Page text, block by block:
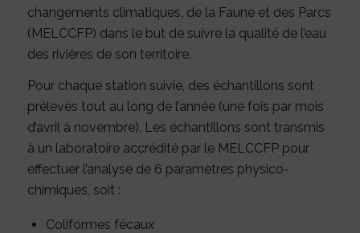
changements climatiques, de la Faune et des Parcs
(MELCCFP) dans le but de suivre la qualité de l’eau
des rivières de son territoire.
Pour chaque station suivie, des échantillons sont
prélevés tout au long de l’année (une fois par mois
d’avril à novembre). Les échantillons sont transmis
à un laboratoire accrédité par le MELCCFP pour
effectuer l’analyse de 6 paramètres physico-
chimiques, soit :
Coliformes fécaux